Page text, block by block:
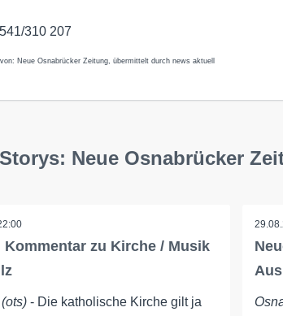
310 207
Neue Osnabrücker Zeitung, übermittelt durch news aktuell
Neue Osnabrücker
Kommentar zu Kirche / Musik
- Die katholische Kirche gilt ja